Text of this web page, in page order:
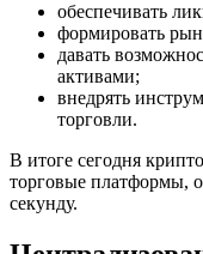
обеспечивать
формировать
давать
активами;
внедрять
торговли.
В итоге сегодня
торговые платформы,
секунду.